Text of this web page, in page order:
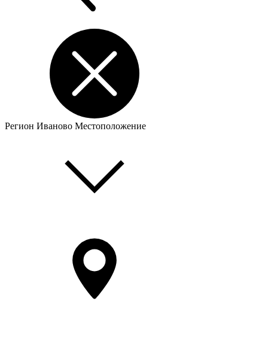
Регион Иваново Местоположение